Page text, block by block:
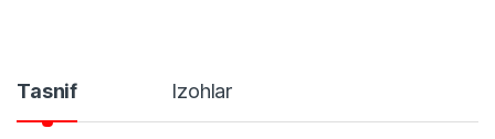
Tasnif Izohlar